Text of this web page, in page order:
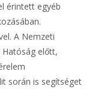
érintett egyéb
A Nemzeti
előtt,
során is segítséget